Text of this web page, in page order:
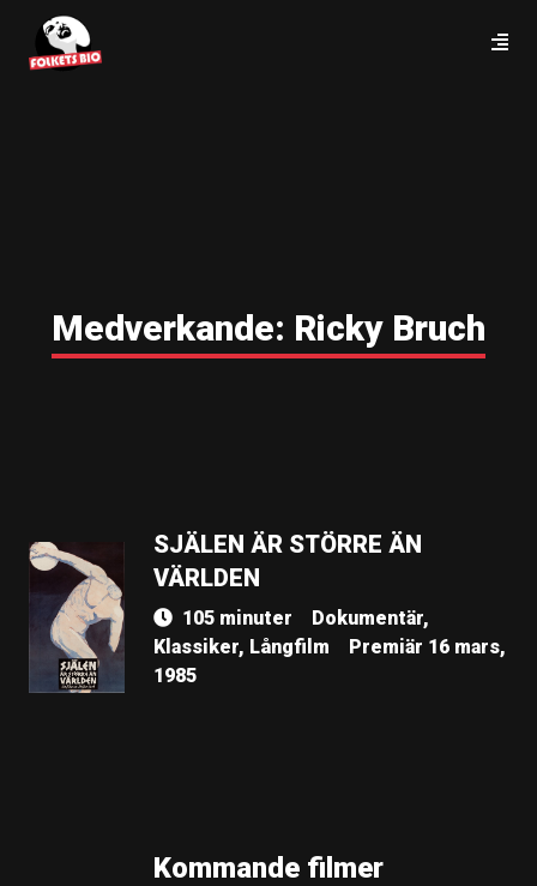
Medverkande: Ricky Bruch
SJÄLEN ÄR STÖRRE ÄN
VÄRLDEN
105 minuter
Dokumentär,
Klassiker, Långfilm
Premiär 16 mars,
1985
Kommande filmer